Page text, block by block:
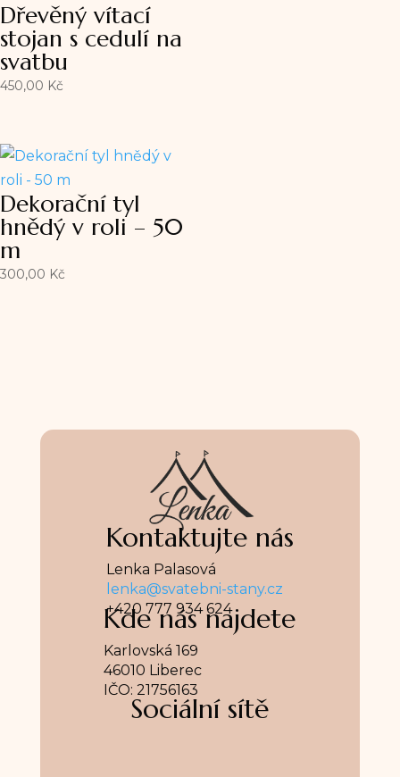
Dřevěný vítací
stojan s cedulí na
svatbu
450,00 Kč
Dekorační tyl
hnědý v roli – 50
m
300,00 Kč
Kontaktujte nás
Lenka Palasová
lenka@svatebni-stany.cz
+420 777 934 624
Kde nás najdete
Karlovská 169
46010 Liberec
IČO: 21756163
Sociální sítě